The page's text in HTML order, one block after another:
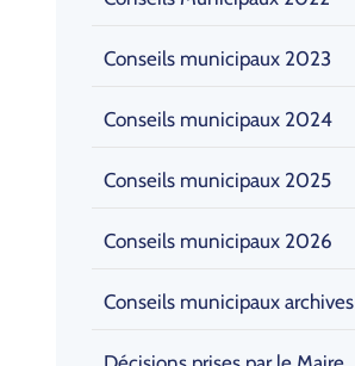
Conseils municipaux 2023
Conseils municipaux 2024
Conseils municipaux 2025
Conseils municipaux 2026
Conseils municipaux archives